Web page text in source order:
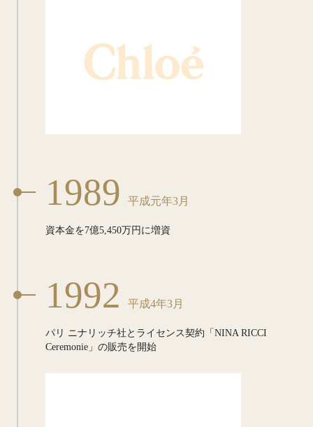
1989 平成元年3月
資本金を7億5,450万円に増資
1992 平成4年3月
パリ ニナリッチ社とライセンス契約 「NINA RICCI
Ceremonie」の販売を開始